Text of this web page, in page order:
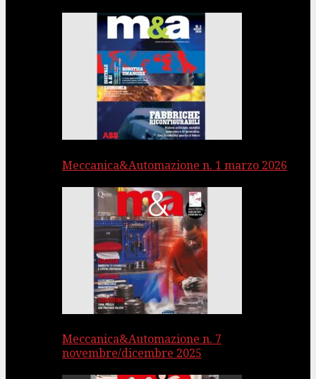
Meccanica&Automazione n. 1 marzo 2026
Meccanica&Automazione n. 7
novembre/dicembre 2025